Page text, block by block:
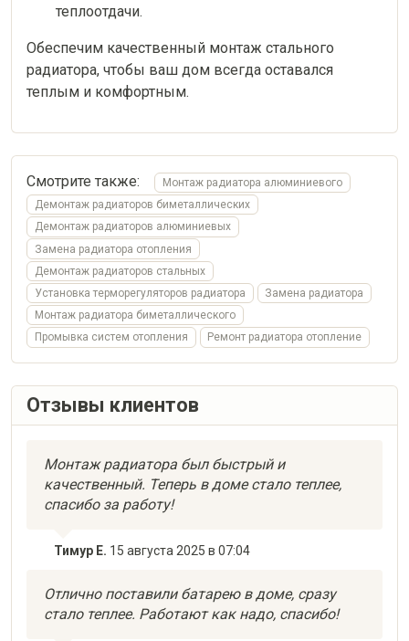
теплоотдачи.
Обеспечим качественный монтаж стального
радиатора, чтобы ваш дом всегда оставался
теплым и комфортным.
Смотрите также:
Монтаж радиатора алюминиевого
Демонтаж радиаторов биметаллических
Демонтаж радиаторов алюминиевых
Замена радиатора отопления
Демонтаж радиаторов стальных
Установка терморегуляторов радиатора
Замена радиатора
Монтаж радиатора биметаллического
Промывка систем отопления
Ремонт радиатора отопление
Отзывы клиентов
Монтаж радиатора был быстрый и
качественный. Теперь в доме стало теплее,
спасибо за работу!
Тимур Е. 15 августа 2025 в 07:04
Отлично поставили батарею в доме, сразу
стало теплее. Работают как надо, спасибо!